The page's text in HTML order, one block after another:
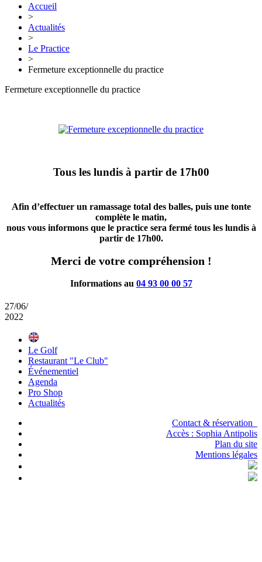
Accueil
>
Actualités
>
Le Practice
>
Fermeture exceptionnelle du practice
Fermeture exceptionnelle du practice
Tous les lundis à partir de 17h00
Afin d’effectuer un ramassage total des balles, puis une tonte
complète le matin,
nous vous informons que le practice sera fermé tous les lundis à
partir de 17h00.
Merci de votre compréhension !
Informations au 04 93 00 00 57
27/06/
2022
Le Golf
Restaurant "Le Club"
Événementiel
Agenda
Pro Shop
Actualités
Contact & réservation
Accès : Sophia Antipolis
Plan du site
Mentions légales